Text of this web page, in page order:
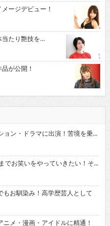
ージデビュー！
たり艶技を…
が公開！
ン・ドラマに出演！苦境を乗...
でお笑いをやっていきたい！そ...
お馴染み！高学歴芸人として
メ・漫画・アイドルに精通！